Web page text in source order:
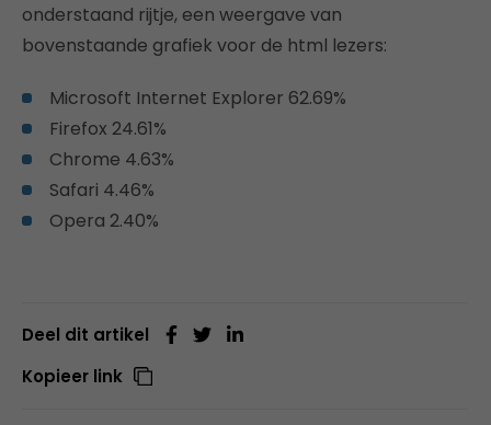
onderstaand rijtje, een weergave van
bovenstaande grafiek voor de html lezers:
Microsoft Internet Explorer 62.69%
Firefox 24.61%
Chrome 4.63%
Safari 4.46%
Opera 2.40%
Deel dit artikel
Kopieer link